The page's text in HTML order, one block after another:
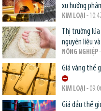
xu hướng
KIM LOẠI -
Thị trường
nguyên liệu
NÔNG NGHIỆP-
Giá vàng thế
KIM LOẠI -
Giá dầu thế